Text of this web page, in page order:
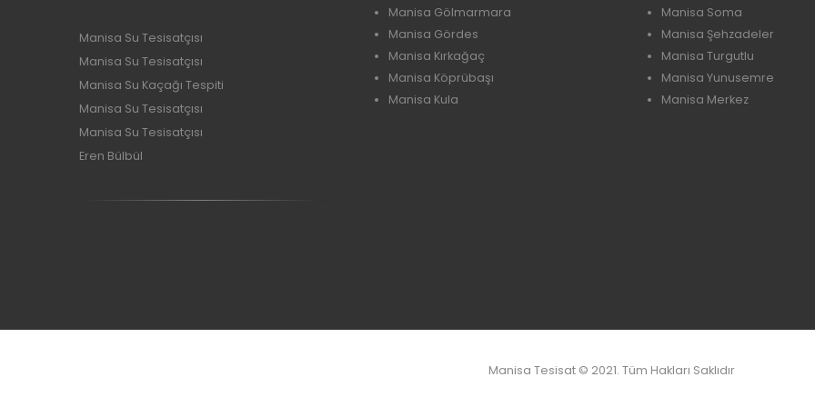
Manisa Su Tesisatçısı
Manisa Su Tesisatçısı
Manisa Su Kaçağı Tespiti
Manisa Su Tesisatçısı
Manisa Su Tesisatçısı
Eren Bülbül
Manisa Gölmarmara
Manisa Gördes
Manisa Kırkağaç
Manisa Köprübaşı
Manisa Kula
Manisa Soma
Manisa Şehzadeler
Manisa Turgutlu
Manisa Yunusemre
Manisa Merkez
Manisa Tesisat © 2021. Tüm Hakları Saklıdır